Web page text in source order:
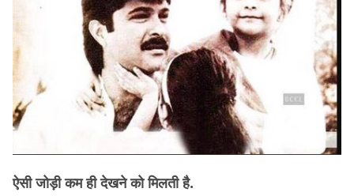
ऐसी जोड़ी कम ही देखने को मिलती है.